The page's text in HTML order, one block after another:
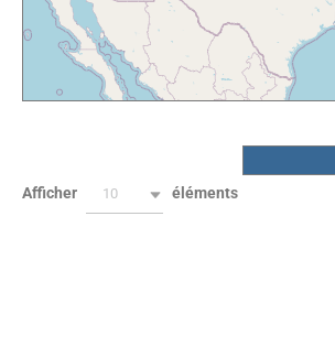
Afficher 10 éléments